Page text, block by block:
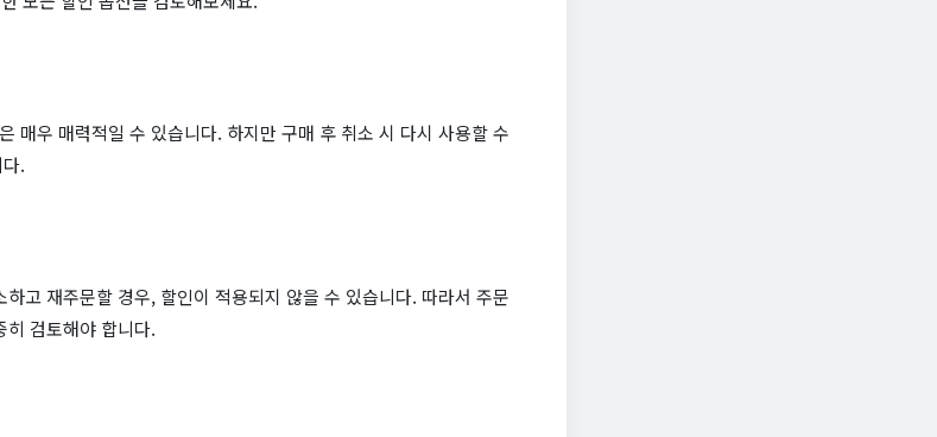
매우 매력적일 수 있습니다. 하지만 구매 후 취소 시 다시 사용할 수
.
고 재주문할 경우, 할인이 적용되지 않을 수 있습니다. 따라서 주문
히 검토해야 합니다.